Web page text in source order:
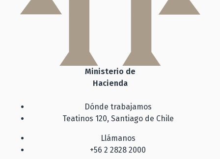
Ministerio de
Hacienda
Dónde trabajamos
Teatinos 120, Santiago de Chile
Llámanos
+56 2 2828 2000